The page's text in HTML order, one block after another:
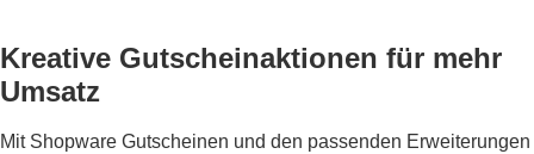
Kreative Gutscheinaktionen für mehr
Umsatz
Mit Shopware Gutscheinen und den passenden Erweiterungen